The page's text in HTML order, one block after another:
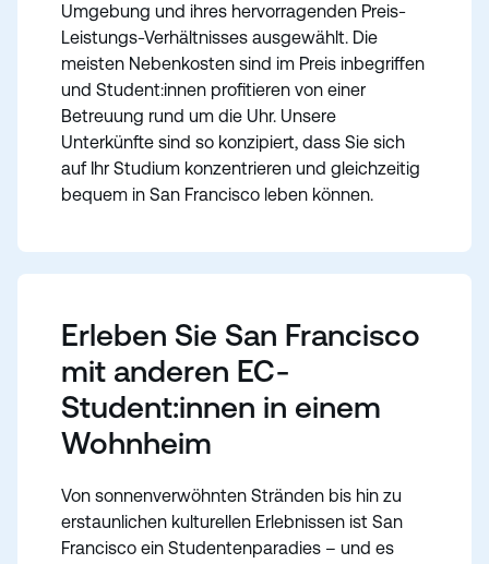
Umgebung und ihres hervorragenden Preis-
Leistungs-Verhältnisses ausgewählt. Die
meisten Nebenkosten sind im Preis inbegriffen
und Student:innen profitieren von einer
Betreuung rund um die Uhr. Unsere
Unterkünfte sind so konzipiert, dass Sie sich
auf Ihr Studium konzentrieren und gleichzeitig
bequem in San Francisco leben können.
Erleben Sie San Francisco
mit anderen EC-
Student:innen in einem
Wohnheim
Von sonnenverwöhnten Stränden bis hin zu
erstaunlichen kulturellen Erlebnissen ist San
Francisco ein Studentenparadies – und es